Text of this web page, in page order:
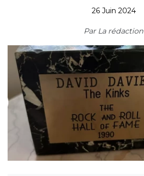
26 Juin 2024
Par La rédaction